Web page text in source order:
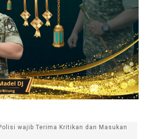
wajib Terima Kritikan dan Masukan